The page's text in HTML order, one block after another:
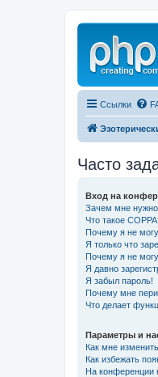
Ссылки
Часто
Вход на
Зачем мне нужно
Что такое
Почему я не
Я только что
Почему я не
Я давно
Я забыл пароль!
Почему мне
Что делает
Параметры и
Как мне
Как избежать
На конференции